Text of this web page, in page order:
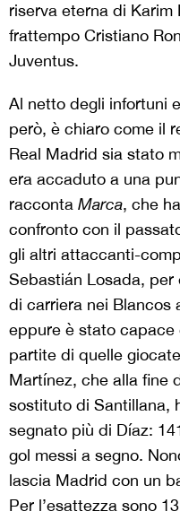
riserva eterna di Karim
frattempo Cristiano
Juventus.
Al netto degli infortuni
però, è chiaro come il
Real Madrid sia stato
era accaduto a una
racconta Marca, che
confronto con il
gli altri attaccanti-
Sebastián Losada, per
di carriera nei Blancos
eppure è stato capace
partite di quelle
Martínez, che alla fine
sostituto di Santillana,
segnato più di Díaz:
gol messi a segno.
lascia Madrid con un
Per l’esattezza sono